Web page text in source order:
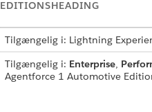
EDITIONSHEADING
Tilgængelig i: Lightning
Tilgængelig i: Enterprise,
Agentforce 1 Automotive